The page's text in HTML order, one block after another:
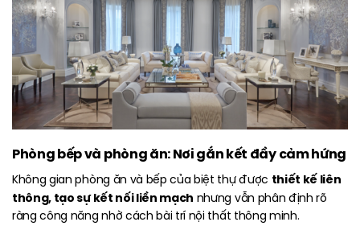
Phòng bếp và phòng ăn: Nơi gắn kết đầy cảm hứng
Không gian phòng ăn và bếp của biệt thự được thiết kế liên
thông, tạo sự kết nối liền mạch nhưng vẫn phân định rõ
ràng công năng nhờ cách bài trí nội thất thông minh.